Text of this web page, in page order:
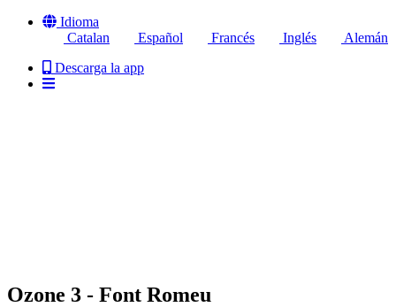
Idioma
Catalan
Español Francés Inglés
Alemán
Descarga la app
Ozone 3 - Font Romeu